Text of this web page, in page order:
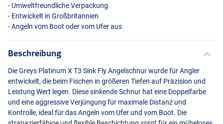
- Umweltfreundliche Verpackung
- Entwickelt in Großbritannien
- Angeln vom Boot oder vom Ufer aus
Beschreibung
Die Greys Platinum X T3 Sink Fly Angelschnur wurde für Angler
entwickelt, die beim Fischen in größeren Tiefen auf Präzision und
Leistung Wert legen. Diese sinkende Schnur hat eine Doppelfarbe
und eine aggressive Verjüngung für maximale Distanz und
Kontrolle, ideal für das Angeln vom Ufer und vom Boot. Die